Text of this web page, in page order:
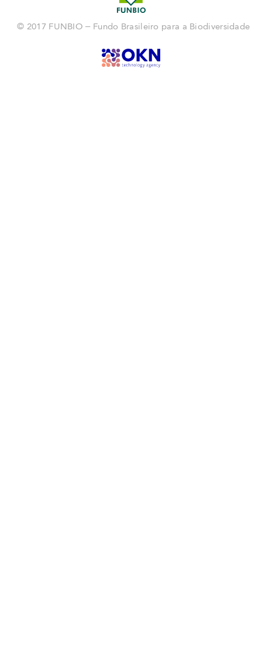
© 2017 FUNBIO – Fundo Brasileiro para a Biodiversidade